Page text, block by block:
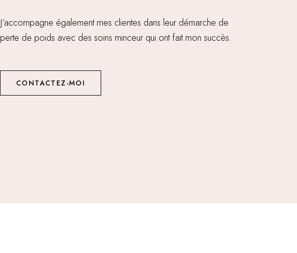
J’accompagne également mes clientes dans leur démarche de
perte de poids avec des soins minceur qui ont fait mon succès.
CONTACTEZ-MOI